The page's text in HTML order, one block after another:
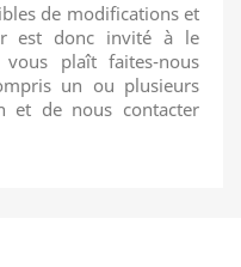
de modifications et
est donc invité à le
plaît faites-nous
un ou plusieurs
et de nous contacter